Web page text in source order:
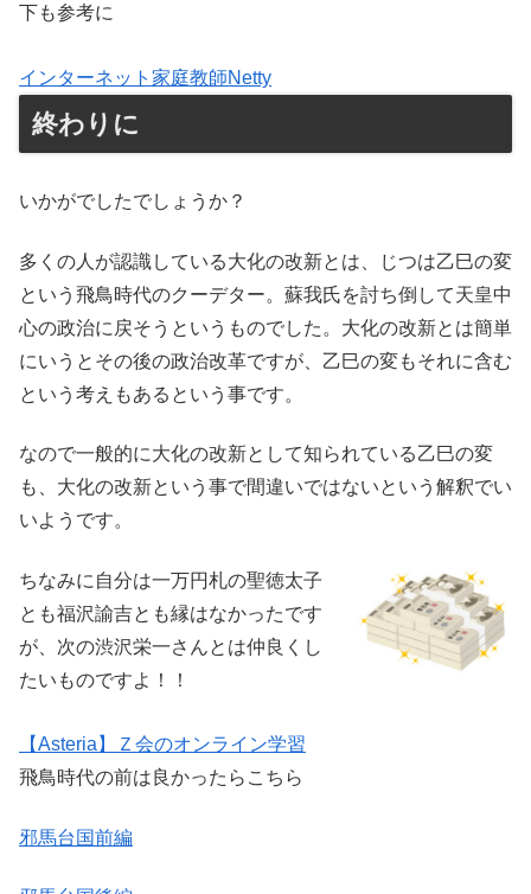
下も参考に
インターネット家庭教師Netty
終わりに
いかがでしたでしょうか？
多くの人が認識している大化の改新とは、じつは乙巳の変
という飛鳥時代のクーデター。蘇我氏を討ち倒して天皇中
心の政治に戻そうというものでした。大化の改新とは簡単
にいうとその後の政治改革ですが、乙巳の変もそれに含む
という考えもあるという事です。
なので一般的に大化の改新として知られている乙巳の変
も、大化の改新という事で間違いではないという解釈でい
いようです。
ちなみに自分は一万円札の聖徳太子
とも福沢諭吉とも縁はなかったです
が、次の渋沢栄一さんとは仲良くし
たいものですよ！！
【Asteria】Ｚ会のオンライン学習
飛鳥時代の前は良かったらこちら
邪馬台国前編